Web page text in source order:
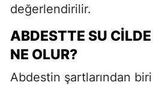
değerlendirilir.
ABDESTTE SU
NE OLUR?
Abdestin şartlarından